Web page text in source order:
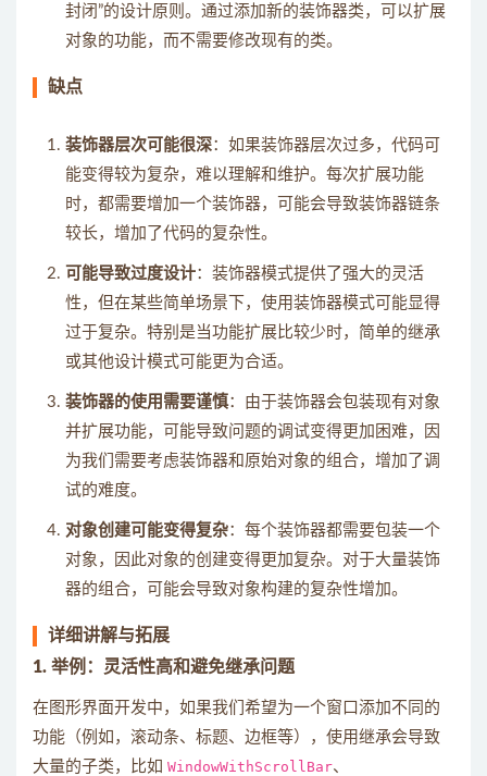
封闭”的设计原则。通过添加新的装饰器类，可以扩展
对象的功能，而不需要修改现有的类。
缺点
装饰器层次可能很深：如果装饰器层次过多，代码可
能变得较为复杂，难以理解和维护。每次扩展功能
时，都需要增加一个装饰器，可能会导致装饰器链条
较长，增加了代码的复杂性。
可能导致过度设计：装饰器模式提供了强大的灵活
性，但在某些简单场景下，使用装饰器模式可能显得
过于复杂。特别是当功能扩展比较少时，简单的继承
或其他设计模式可能更为合适。
装饰器的使用需要谨慎：由于装饰器会包装现有对象
并扩展功能，可能导致问题的调试变得更加困难，因
为我们需要考虑装饰器和原始对象的组合，增加了调
试的难度。
对象创建可能变得复杂：每个装饰器都需要包装一个
对象，因此对象的创建变得更加复杂。对于大量装饰
器的组合，可能会导致对象构建的复杂性增加。
详细讲解与拓展
1. 举例：灵活性高和避免继承问题
在图形界面开发中，如果我们希望为一个窗口添加不同的
功能（例如，滚动条、标题、边框等），使用继承会导致
大量的子类，比如 WindowWithScrollBar、